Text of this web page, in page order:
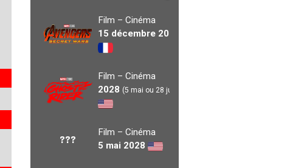
Film – Cinéma
15 décembre 2027
Film – Cinéma
2028 (5 mai ou 28 juil.)
???
Film – Cinéma
5 mai 2028